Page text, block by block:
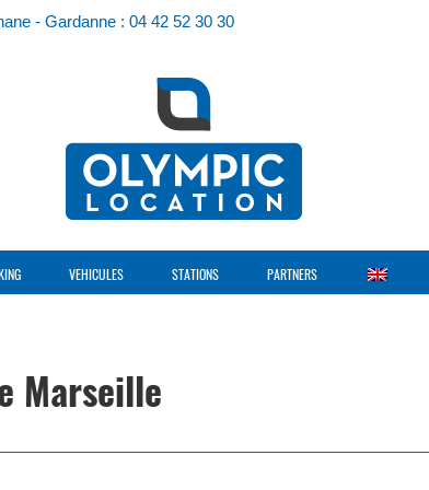
- Gardanne : 04 42 52 30 30
VEHICULES STATIONS PARTNERS
Marseille